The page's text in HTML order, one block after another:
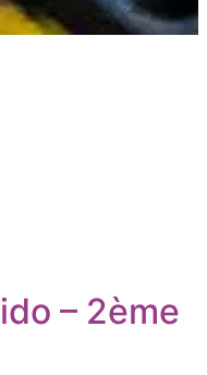
– 2ème